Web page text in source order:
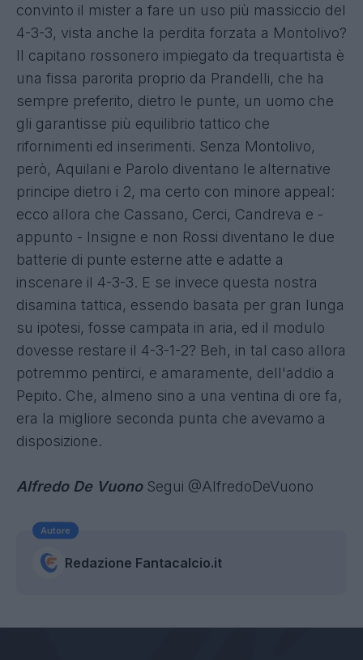
convinto il mister a fare un uso più massiccio del
4-3-3, vista anche la perdita forzata a Montolivo?
Il capitano rossonero impiegato da trequartista è
una fissa parorita proprio da Prandelli, che ha
sempre preferito, dietro le punte, un uomo che
gli garantisse più equilibrio tattico che
rifornimenti ed inserimenti. Senza Montolivo,
però, Aquilani e Parolo diventano le alternative
principe dietro i 2, ma certo con minore appeal:
ecco allora che Cassano, Cerci, Candreva e -
appunto - Insigne e non Rossi diventano le due
batterie di punte esterne atte e adatte a
inscenare il 4-3-3. E se invece questa nostra
disamina tattica, essendo basata per gran lunga
su ipotesi, fosse campata in aria, ed il modulo
dovesse restare il 4-3-1-2? Beh, in tal caso allora
potremmo pentirci, e amaramente, dell'addio a
Pepito. Che, almeno sino a una ventina di ore fa,
era la migliore seconda punta che avevamo a
disposizione.
Alfredo De Vuono Segui @AlfredoDeVuono
Autore
Redazione Fantacalcio.it